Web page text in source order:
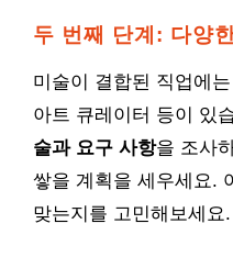
두 번째 단계: 다양
미술이 결합된 직업에
아트 큐레이터 등이 있
술과 요구 사항을 조사
쌓을 계획을 세우세요.
맞는지를 고민해보세요.